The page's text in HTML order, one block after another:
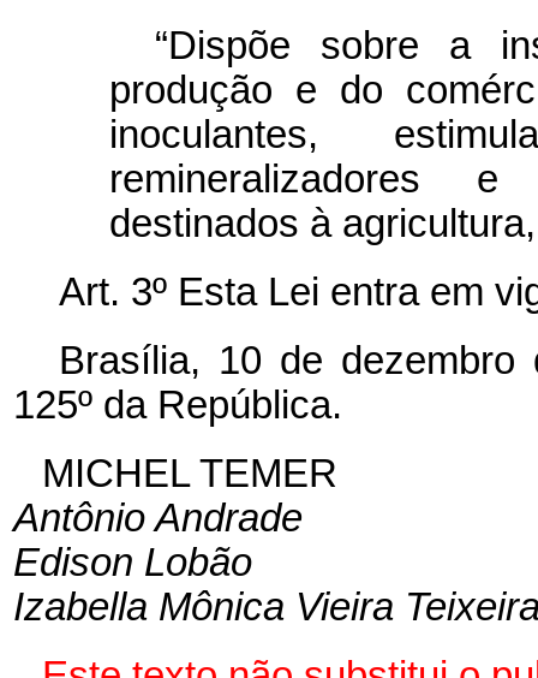
“Dispõe sobre a
produção e do
inoculantes,
remineralizadores
destinados à
Art. 3º Esta Lei entra em
Brasília, 10 de dezembro
125º da República.
MICHEL TEMER
Antônio Andrade
Edison Lobão
Izabella Mônica Vieira